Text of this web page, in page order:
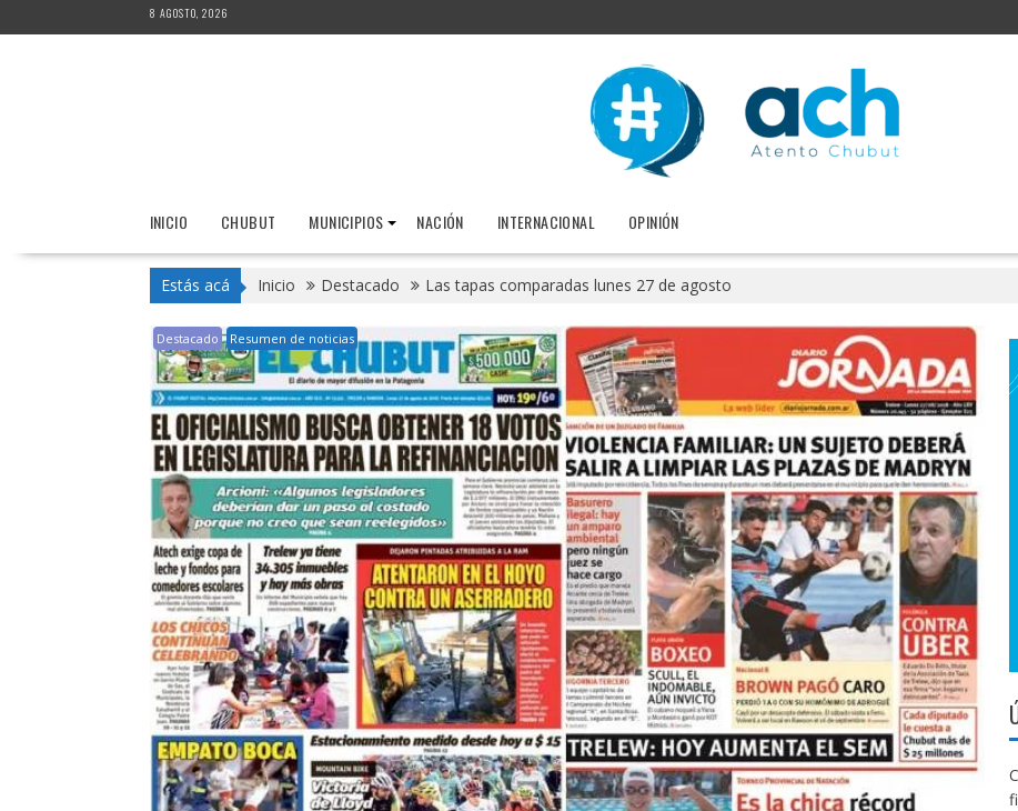
al
8 AGOSTO, 2026
INICIO CHUBUT MUNICIPIOS NACIÓN INTERNACIONAL OPINIÓN
Estás acá Inicio Destacado Las tapas comparadas lunes 27 de agosto
Destacado Resumen de noticias